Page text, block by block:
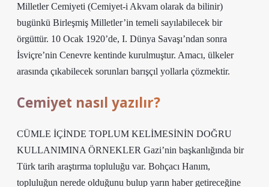
Milletler Cemiyeti (Cemiyet-i Akvam olarak da bilinir)
bugünkü Birleşmiş Milletler’in temeli sayılabilecek bir
örgüttür. 10 Ocak 1920’de, I. Dünya Savaşı’ndan sonra
İsviçre’nin Cenevre kentinde kurulmuştur. Amacı, ülkeler
arasında çıkabilecek sorunları barışçıl yollarla çözmektir.
Cemiyet nasıl yazılır?
CÜMLE İÇİNDE TOPLUM KELİMESİNİN DOĞRU
KULLANIMINA ÖRNEKLER Gazi’nin başkanlığında bir
Türk tarih araştırma topluluğu var. Bohçacı Hanım,
topluluğun nerede olduğunu bulup yarın haber getireceğine